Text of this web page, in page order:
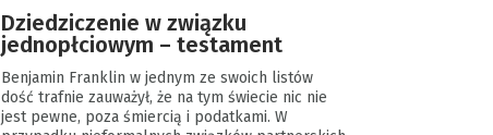
Dziedziczenie w związku
jednopłciowym – testament
Benjamin Franklin w jednym ze swoich listów
dość trafnie zauważył, że na tym świecie nic nie
jest pewne, poza śmiercią i podatkami. W